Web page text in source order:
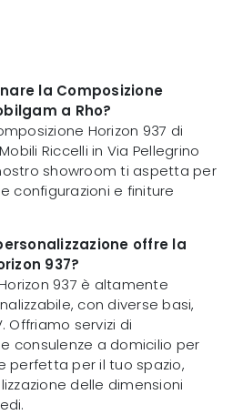
la Composizione
a Rho?
Horizon 937 di
Riccelli in Via Pellegrino
nostro showroom ti aspetta per
configurazioni e finiture
offre la
937?
937 è altamente
con diverse basi,
Offriamo servizi di
consulenze a domicilio per
perfetta per il tuo spazio,
delle dimensioni